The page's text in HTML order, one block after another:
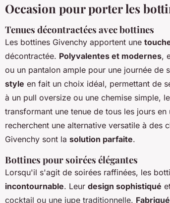
Occasion pour porter les
Tenues décontractées avec bottines
Les bottines Givenchy apportent une
décontractée. Polyvalentes et modernes,
ou un pantalon ample pour une journée de
style en fait un choix idéal, permettant de
à un pull oversize ou une chemise simple,
transformant une tenue de tous les jours
recherchent une alternative versatile à des
Givenchy sont la solution parfaite.
Bottines pour soirées élégantes
Lorsqu'il s'agit de soirées raffinées, les
incontournable. Leur design sophistiqué
cocktail ou une jupe traditionnelle.